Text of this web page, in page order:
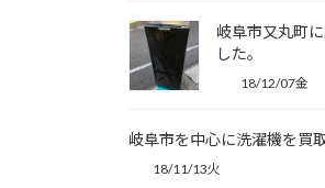
岐阜市又丸町
した。
18/12/07金
岐阜市を中心に洗濯機を買
18/11/13火